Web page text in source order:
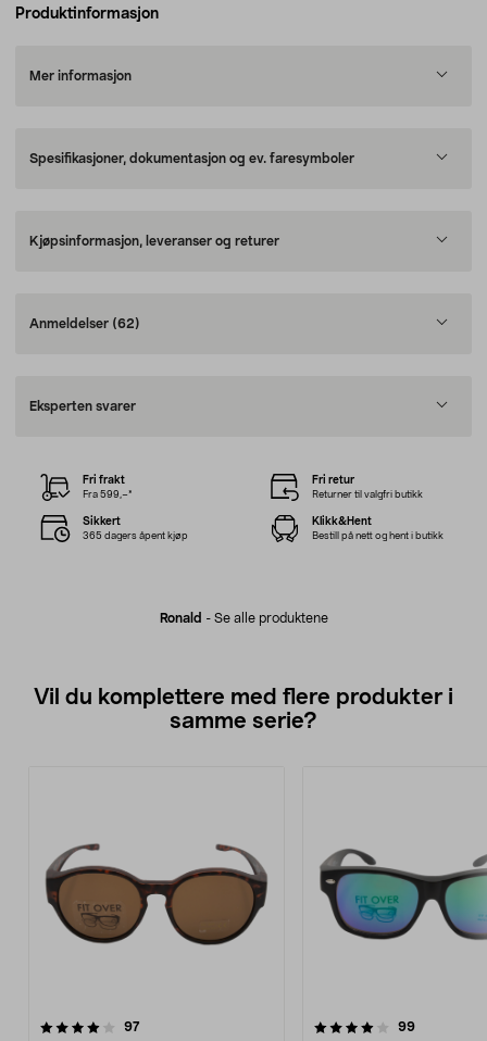
Produktinformasjon
Mer informasjon
Spesifikasjoner, dokumentasjon og ev. faresymboler
Kjøpsinformasjon, leveranser og returer
Anmeldelser (62)
Eksperten svarer
Ronald - Se alle produktene
Fri frakt
Fra 599,–*
Fri retur
Returner til valgfri butikk
Sikkert
365 dagers åpent kjøp
Klikk&Hent
Bestill på nett og hent i butikk
Vil du komplettere med flere produkter i
samme serie?
97anmeldelser
4.0av 5 stjerner 99
3.5av 5 stjerner